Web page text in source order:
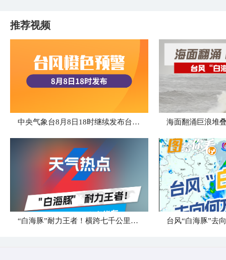
推荐视频
中央气象台8月8日18时继续发布台风橙色预警 海面翻涌巨浪堆
“白海豚”耐力王者！横跨七千公里直奔华东 台风“白海豚”去